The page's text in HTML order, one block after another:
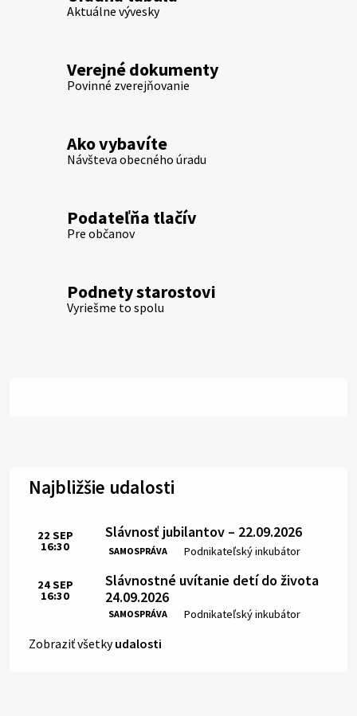
Aktuálne vývesky
Verejné dokumenty
Povinné zverejňovanie
Ako vybavíte
Návšteva obecného úradu
Podateľňa tlačív
Pre občanov
Podnety starostovi
Vyriešme to spolu
Najbližšie udalosti
Slávnosť jubilantov – 22.09.2026
SAMOSPRÁVA Miesto:
Podnikateľský inkubátor
Čas:
22 SEP
16:30
Slávnostné uvítanie detí do života
24.09.2026
SAMOSPRÁVA Miesto:
Podnikateľský inkubátor
Čas:
24SEP
16:30
Zobraziť všetkyudalosti